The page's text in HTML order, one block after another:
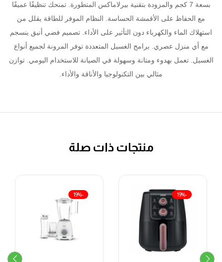
بسعة 7 كجم والمزودة بتقنية بيرلاماكس المتطورة. تمنحك تنظيفًا عميقًا
مع الحفاظ على الأقمشة الحساسة. النظام الموفر للطاقة يقلل من
استهلاك الماء والكهرباء دون التأثير على الأداء. تصميم فضي أنيق ينسجم
مع أي منزل عصري. برامج الغسيل المتعددة توفر المرونة لجميع أنواع
الغسيل. تعمل بهدوء ومتانة وسهولة في الصيانة للاستخدام اليومي. توازن
مثالي بين التكنولوجيا والأناقة والأداء.
منتجات ذات صلة
-19%
-19%